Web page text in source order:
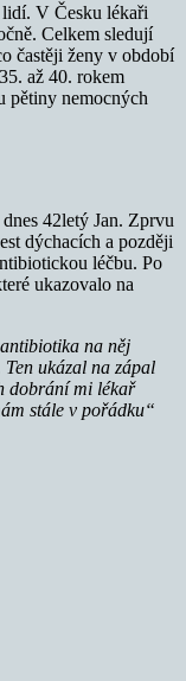
V Česku lékaři
Celkem sledují
častěji ženy v období
až 40. rokem
pětiny nemocných
42letý Jan. Zprvu
dýchacích a později
léčbu. Po
ukazovalo na
na něj
ukázal na zápal
dobrání mi lékař
stále v pořádku“